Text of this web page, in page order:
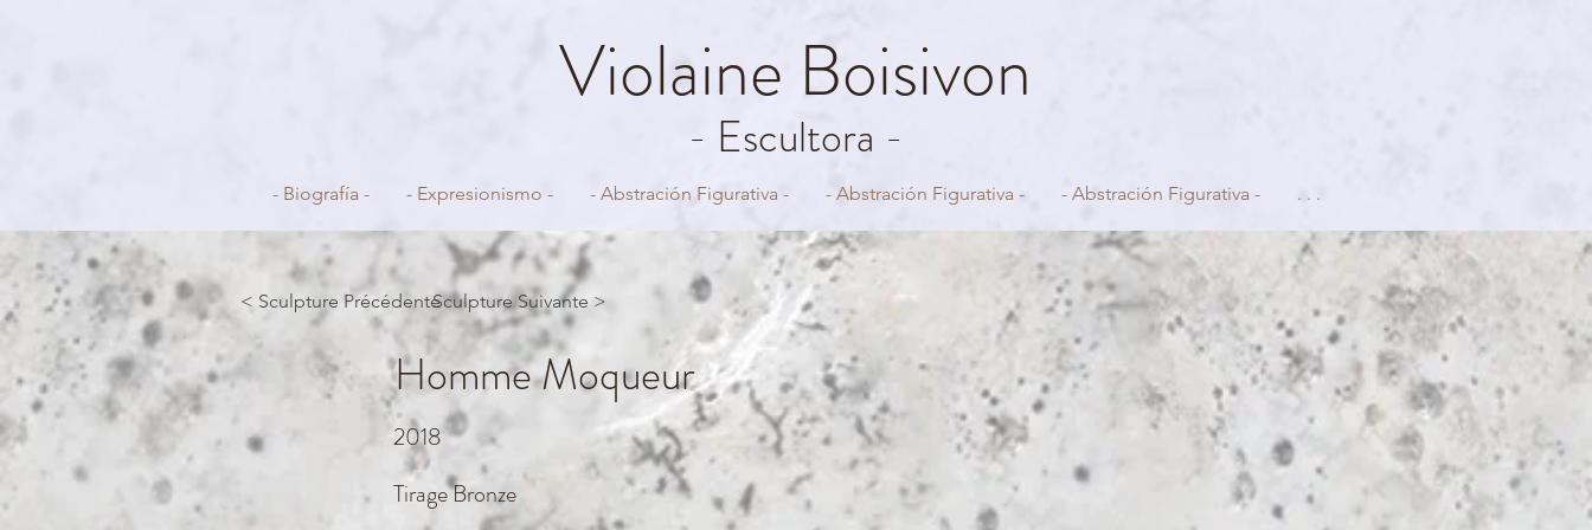
Violaine Boisivon
- Escultora -
- Biografía - - Expresionismo - - Abstración Figurativa - - Abstración Figurativa - - Abstración Figurativa - . . .
< Sculpture PrécédenteSculpture Suivante >
Homme Moqueur
2018
Tirage Bronze